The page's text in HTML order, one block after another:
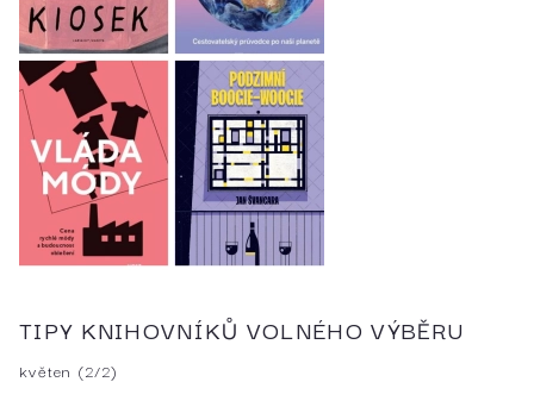
TIPY KNIHOVNÍKŮ VOLNÉHO VÝBĚRU
květen (2/2)